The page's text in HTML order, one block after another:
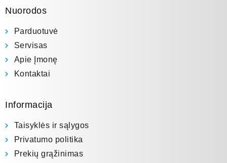
Nuorodos
Parduotuvė
Servisas
Apie Įmonę
Kontaktai
Informacija
Taisyklės ir sąlygos
Privatumo politika
Prekių grąžinimas